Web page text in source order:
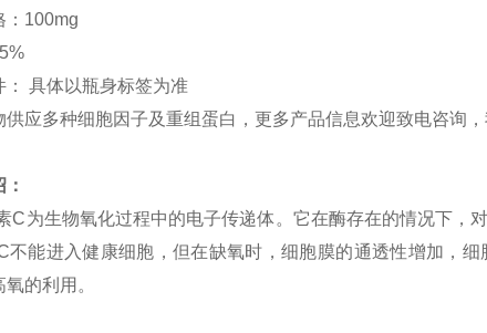
100mg
具体以瓶身标签为准
供应多种细胞因子及重组蛋白，更多产品信息欢迎致电咨询，
C为生物氧化过程中的电子传递体。它在酶存在的情况下，
不能进入健康细胞，但在缺氧时，细胞膜的通透性增加，细
的利用。